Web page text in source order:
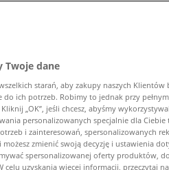
Twoje dane
starań, aby zakupy naszych
do ich potrzeb. Robimy to jednak przy
„OK”, jeśli chcesz, abyśmy
personalizowanych specjalnie dla
i zainteresowań, spersonalizowanych
zmienić swoją decyzję i ustawienia
spersonalizowanej oferty produktów,
celu uzyskania więcej informacji, przeczytaj